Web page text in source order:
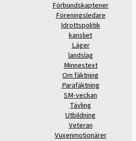
Förbundskaptener
Föreningsledare
Idrottspolitik
kansliet
Läger
landslag
Minnestext
Om fäktning
Parafäktning
SM-veckan
Tävling
Utbildning
Veteran
Vuxenmotionärer